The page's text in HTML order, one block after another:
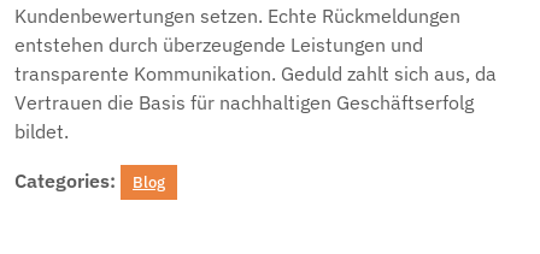
Kundenbewertungen setzen. Echte Rückmeldungen
entstehen durch überzeugende Leistungen und
transparente Kommunikation. Geduld zahlt sich aus, da
Vertrauen die Basis für nachhaltigen Geschäftserfolg
bildet.
Categories: Blog